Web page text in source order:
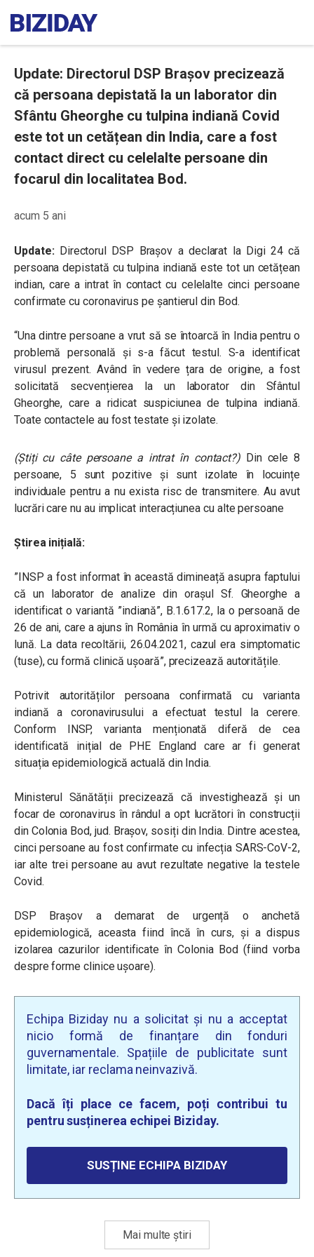
Update: Directorul DSP Brașov precizează
că persoana depistată la un laborator din
Sfântu Gheorghe cu tulpina indiană Covid
este tot un cetățean din India, care a fost
contact direct cu celelalte persoane din
focarul din localitatea Bod.
acum 5 ani
Update:Directorul DSP Brașov a declarat la Digi 24 că
persoana depistată cu tulpina indiană este tot un cetățean
indian, care a intrat în contact cu celelalte cinci persoane
confirmate cu coronavirus pe șantierul din Bod.
“Una dintre persoane a vrut să se întoarcă în India pentru o
problemă personală și s-a făcut testul. S-a identificat
virusul prezent. Având în vedere țara de origine, a fost
solicitată secvențierea la un laborator din Sfântul
Gheorghe, care a ridicat suspiciunea de tulpina indiană.
Toate contactele au fost testate și izolate.
(Știți cu câte persoane a intrat în contact?) Din cele 8
persoane, 5 sunt pozitive și sunt izolate în locuințe
individuale pentru a nu exista risc de transmitere. Au avut
lucrări care nu au implicat interacțiunea cu alte persoane
Știrea inițială:
”INSP a fost informat în această dimineață asupra faptului
că un laborator de analize din orașul Sf. Gheorghe a
identificat o variantă ”indiană”, B.1.617.2, la o persoană de
26 de ani, care a ajuns în România în urmă cu aproximativ o
lună. La data recoltării, 26.04.2021, cazul era simptomatic
(tuse), cu formă clinică ușoară”, precizează autoritățile.
Potrivit autorităților persoana confirmată cu varianta
indiană a coronavirusului a efectuat testul la cerere.
Conform INSP, varianta menționată diferă de cea
identificată inițial de PHE England care ar fi generat
situația epidemiologică actuală din India.
Ministerul Sănătății precizează că investighează și un
focar de coronavirus în rândul a opt lucrători în construcții
din Colonia Bod, jud. Brașov, sosiți din India. Dintre acestea,
cinci persoane au fost confirmate cu infecția SARS-CoV-2,
iar alte trei persoane au avut rezultate negative la testele
Covid.
DSP Brașov a demarat de urgență o anchetă
epidemiologică, aceasta fiind încă în curs, și a dispus
izolarea cazurilor identificate în Colonia Bod (fiind vorba
despre forme clinice ușoare).
Echipa Biziday nu a solicitat și nu a acceptat
nicio formă de finanțare din fonduri
guvernamentale. Spațiile de publicitate sunt
limitate, iar reclama neinvazivă.
Dacă îți place ce facem, poți contribui tu
pentru susținerea echipei Biziday.
SUSȚINE ECHIPA BIZIDAY
Mai multe știri